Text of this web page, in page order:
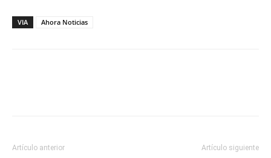
VIA Ahora Noticias
Artículo anterior Artículo siguiente